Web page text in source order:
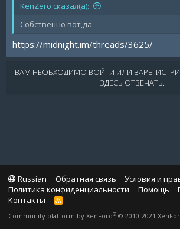
KenZero сказал(а):
Собственно вот,да
https://midnight.im/threads/3625/
ВАМ НЕОБХОДИМО ВОЙТИ ИЛИ
ЗДЕСЬ ОТВЕЧАТЬ.
Russian Обратная связь
Условия и
Политика конфиденциальности
Помощь
Контакты
R
S
Community platform by XenForo® © 2010-2021